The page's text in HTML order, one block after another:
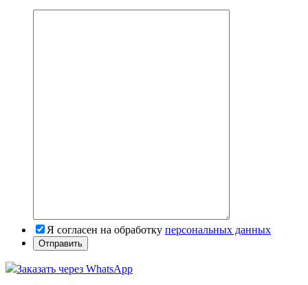
Я согласен на обработку персональных данных
Заказать через WhatsApp